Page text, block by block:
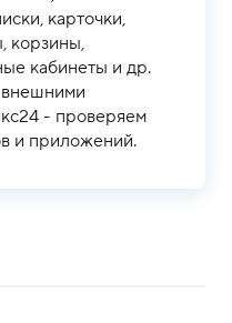
карточки,
корзины,
кабинеты и др.
внешними
- проверяем
и приложений.